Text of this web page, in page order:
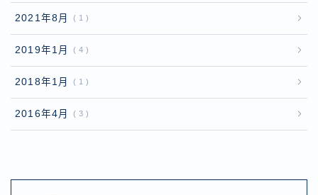
2021年8月 1
2019年1月 4
2018年1月 1
2016年4月 3